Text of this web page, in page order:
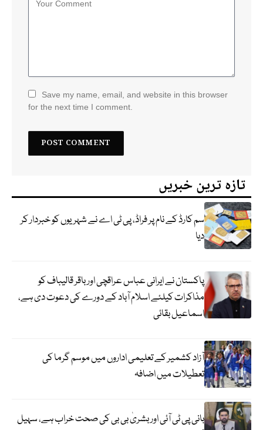
Save my name, email, and website in this browser
for the next time I comment.
تازہ ترین خبریں
سم کارڈ کے نام پر فراڈ، پی ٹی اے نے شہریوں کو خبردار کر
دیا
پاکستان نے ایرانی عباس عراقچی اورباقر قالیباف کو
مذاکرات کیلئے اسلام آباد کے دورے کی دعوت دی ہے،
اسماعیل بقائی
آزاد کشمیر کے تعلیمی اداروں میں موسم گرما کی
تعطیلات میں اضافہ
بانی پی ٹی آئی اور بشریٰ بی بی کی صحت خراب ہے، سہیل